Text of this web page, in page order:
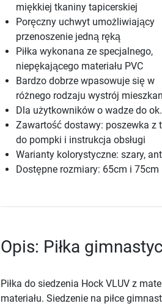
miękkiej tkaniny tapicerskiej
Poręczny uchwyt umożliwiający
przenoszenie jedną ręką
Piłka wykonana ze specjalnego,
niepękającego materiału PVC
Bardzo dobrze wpasowuje się w
różnego rodzaju wystrój
Dla użytkowników o wadze do
Zawartość dostawy: poszewka z
do pompki i instrukcja obsługi
Warianty kolorystyczne: szary,
Dostępne rozmiary: 65cm i 75cm
Opis: Piłka
Piłka do siedzenia Hock VLUV z
materiału. Siedzenie na piłce